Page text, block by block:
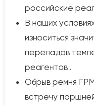
российские
В наших
износиться
перепадов
реагентов .
Обрыв ремня
встречу